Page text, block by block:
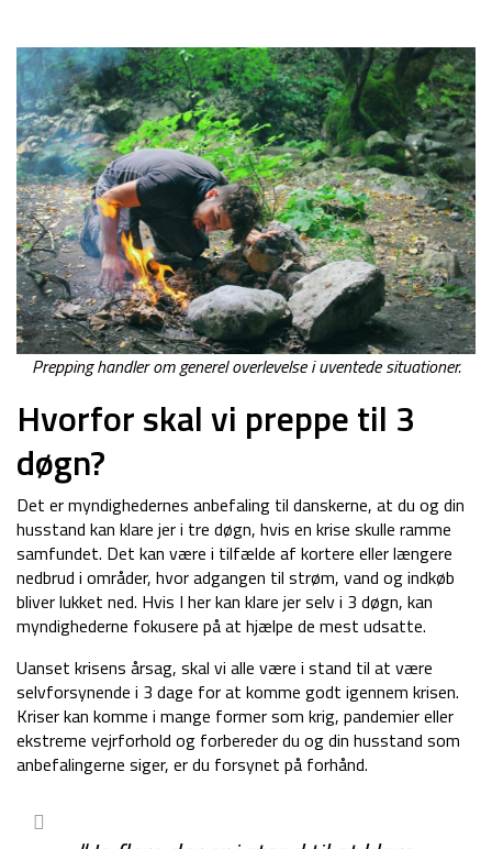
Prepping handler om generel overlevelse i uventede situationer.
Hvorfor skal vi preppe til 3
døgn?
Det er myndighedernes anbefaling til danskerne, at du og din
husstand kan klare jer i tre døgn, hvis en krise skulle ramme
samfundet. Det kan være i tilfælde af kortere eller længere
nedbrud i områder, hvor adgangen til strøm, vand og indkøb
bliver lukket ned. Hvis I her kan klare jer selv i 3 døgn, kan
myndighederne fokusere på at hjælpe de mest udsatte.
Uanset krisens årsag, skal vi alle være i stand til at være
selvforsynende i 3 dage for at komme godt igennem krisen.
Kriser kan komme i mange former som krig, pandemier eller
ekstreme vejrforhold og forbereder du og din husstand som
anbefalingerne siger, er du forsynet på forhånd.